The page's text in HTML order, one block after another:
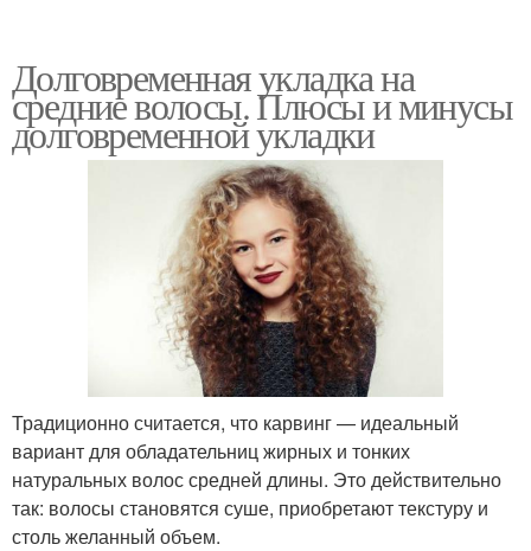
Долговременная укладка на
средние волосы. Плюсы и минусы
долговременной укладки
Традиционно считается, что карвинг — идеальный
вариант для обладательниц жирных и тонких
натуральных волос средней длины. Это действительно
так: волосы становятся суше, приобретают текстуру и
столь желанный объем.